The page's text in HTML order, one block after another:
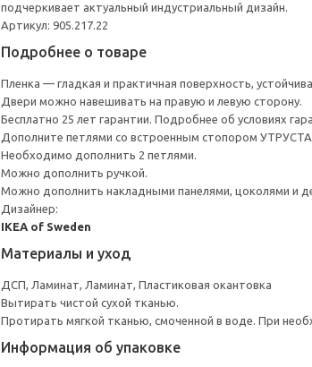
подчеркивает актуальный индустриальный дизайн.
Артикул: 905.217.22
Подробнее о товаре
Пленка — гладкая и практичная поверхность,
Двери можно навешивать на правую и левую сторону.
Бесплатно 25 лет гарантии. Подробнее об условиях
Дополните петлями со встроенным стопором
Необходимо дополнить 2 петлями.
Можно дополнить ручкой.
Можно дополнить накладными панелями, цоколями
Дизайнер:
IKEA of Sweden
Материалы и уход
ДСП, Ламинат, Ламинат, Пластиковая окантовка
Вытирать чистой сухой тканью.
Протирать мягкой тканью, смоченной в воде. При
Информация об упаковке